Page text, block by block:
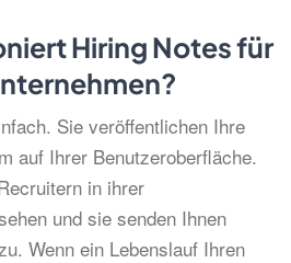
Hiring Notes für
Sie veröffentlichen Ihre
auf Ihrer Benutzeroberfläche.
in ihrer
und sie senden Ihnen
Wenn ein Lebenslauf Ihren